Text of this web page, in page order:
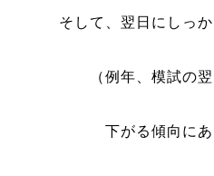
そして、翌日にしっ
（例年、模試の
下がる傾向に